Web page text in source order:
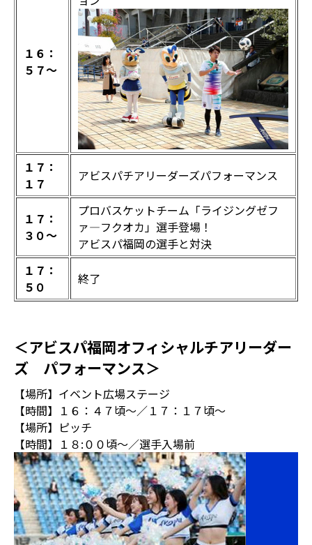
１６：
５７～
１７：
１７
アビスパチアリーダーズパフォーマンス
１７：
３０～
プロバスケットチーム「ライジングゼフ
ァ―フクオカ」選手登場！
アビスパ福岡の選手と対決
１７：
５０
終了
＜アビスパ福岡オフィシャルチアリーダー
ズ パフォーマンス＞
【場所】イベント広場ステージ
【時間】１６：４７頃～／１７：１７頃～
【場所】ピッチ
【時間】１８:００頃～／選手入場前